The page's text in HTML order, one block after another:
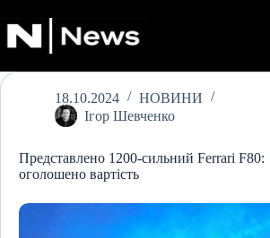
до
вмісту
18.10.2024
НОВИНИ
Ігор Шевченко
Представлено 1200-сильний Ferrari F80:
оголошено вартість